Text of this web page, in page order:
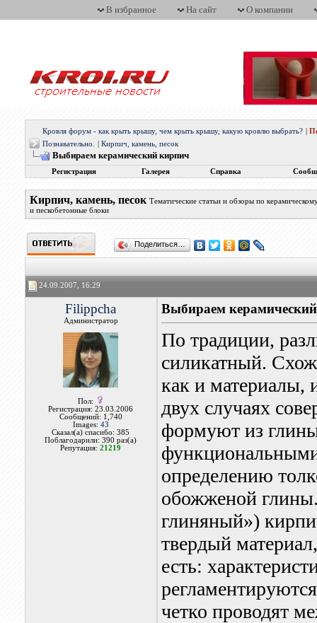
В избранное На сайт О компании
Кровля форум - как крыть крышу, чем крыть крышу, какую кровлю выбрать?
Познавательно.
Кирпич, камень, песок
Выбираем керамический кирпич
Регистрация Галерея Справка
Кирпич, камень, песок Тематические статьи и обзоры по
и пескобетонные блоки
Поделиться…
24.09.2007, 16:29
Filippcha
Администратор
Пол:
Регистрация: 23.03.2006
Сообщений: 1,740
Images: 43
Сказал(а) спасибо: 385
Поблагодарили: 390 раз(а)
Репутация:21219
Выбираем
По традиции,
силикатный.
как и материалы,
двух случаях
формуют из
определению
обожженой
глиняный»)
твердый
есть:
четко проводят